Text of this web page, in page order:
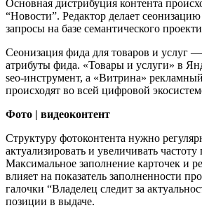
Основная дистрибуция контента
“Новости”. Редактор делает
запросы на базе семантического
Сеонизация фида для товаров и услуг
атрибуты фида. «Товары и услуги» в
seo-инструмент, а «Витрина»
происходят во всей цифровой
Фото | видеоконтент
Структуру фотоконтента нужно
актуализировать и увеличивать
Максимальное заполнение карточек и
влияет на показатель заполненности
галочки “Владелец следит за
позиции в выдаче.